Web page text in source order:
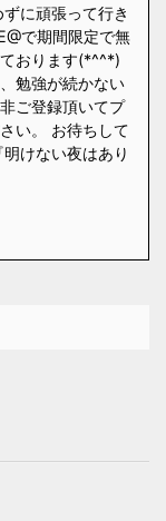
に頑張って行き
で期間限定で無
おります(*^^*)
勉強が続かない
ご登録頂いてプ
い。 お待ちして
けない夜はあり